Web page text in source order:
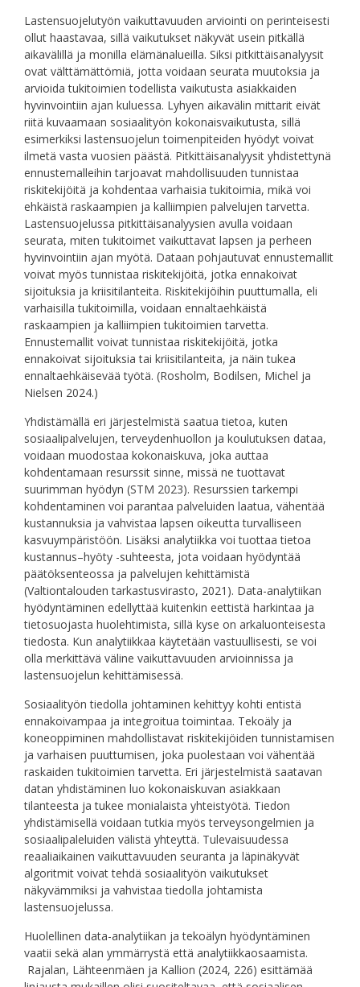
Lastensuojelutyön vaikuttavuuden arviointi on perinteisesti
ollut haastavaa, sillä vaikutukset näkyvät usein pitkällä
aikavälillä ja monilla elämänalueilla. Siksi pitkittäisanalyysit
ovat välttämättömiä, jotta voidaan seurata muutoksia ja
arvioida tukitoimien todellista vaikutusta asiakkaiden
hyvinvointiin ajan kuluessa. Lyhyen aikavälin mittarit eivät
riitä kuvaamaan sosiaalityön kokonaisvaikutusta, sillä
esimerkiksi lastensuojelun toimenpiteiden hyödyt voivat
ilmetä vasta vuosien päästä. Pitkittäisanalyysit yhdistettynä
ennustemalleihin tarjoavat mahdollisuuden tunnistaa
riskitekijöitä ja kohdentaa varhaisia tukitoimia, mikä voi
ehkäistä raskaampien ja kalliimpien palvelujen tarvetta.
Lastensuojelussa pitkittäisanalyysien avulla voidaan
seurata, miten tukitoimet vaikuttavat lapsen ja perheen
hyvinvointiin ajan myötä. Dataan pohjautuvat ennustemallit
voivat myös tunnistaa riskitekijöitä, jotka ennakoivat
sijoituksia ja kriisitilanteita. Riskitekijöihin puuttumalla, eli
varhaisilla tukitoimilla, voidaan ennaltaehkäistä
raskaampien ja kalliimpien tukitoimien tarvetta.
Ennustemallit voivat tunnistaa riskitekijöitä, jotka
ennakoivat sijoituksia tai kriisitilanteita, ja näin tukea
ennaltaehkäisevää työtä. (Rosholm, Bodilsen, Michel ja
Nielsen 2024.)
Yhdistämällä eri järjestelmistä saatua tietoa, kuten
sosiaalipalvelujen, terveydenhuollon ja koulutuksen dataa,
voidaan muodostaa kokonaiskuva, joka auttaa
kohdentamaan resurssit sinne, missä ne tuottavat
suurimman hyödyn (STM 2023). Resurssien tarkempi
kohdentaminen voi parantaa palveluiden laatua, vähentää
kustannuksia ja vahvistaa lapsen oikeutta turvalliseen
kasvuympäristöön. Lisäksi analytiikka voi tuottaa tietoa
kustannus–hyöty -suhteesta, jota voidaan hyödyntää
päätöksenteossa ja palvelujen kehittämistä
(Valtiontalouden tarkastusvirasto, 2021). Data-analytiikan
hyödyntäminen edellyttää kuitenkin eettistä harkintaa ja
tietosuojasta huolehtimista, sillä kyse on arkaluonteisesta
tiedosta. Kun analytiikkaa käytetään vastuullisesti, se voi
olla merkittävä väline vaikuttavuuden arvioinnissa ja
lastensuojelun kehittämisessä.
Sosiaalityön tiedolla johtaminen kehittyy kohti entistä
ennakoivampaa ja integroitua toimintaa. Tekoäly ja
koneoppiminen mahdollistavat riskitekijöiden tunnistamisen
ja varhaisen puuttumisen, joka puolestaan voi vähentää
raskaiden tukitoimien tarvetta. Eri järjestelmistä saatavan
datan yhdistäminen luo kokonaiskuvan asiakkaan
tilanteesta ja tukee monialaista yhteistyötä. Tiedon
yhdistämisellä voidaan tutkia myös terveysongelmien ja
sosiaalipaleluiden välistä yhteyttä. Tulevaisuudessa
reaaliaikainen vaikuttavuuden seuranta ja läpinäkyvät
algoritmit voivat tehdä sosiaalityön vaikutukset
näkyvämmiksi ja vahvistaa tiedolla johtamista
lastensuojelussa.
Huolellinen data-analytiikan ja tekoälyn hyödyntäminen
vaatii sekä alan ymmärrystä että analytiikkaosaamista.
Rajalan, Lähteenmäen ja Kallion (2024, 226) esittämää